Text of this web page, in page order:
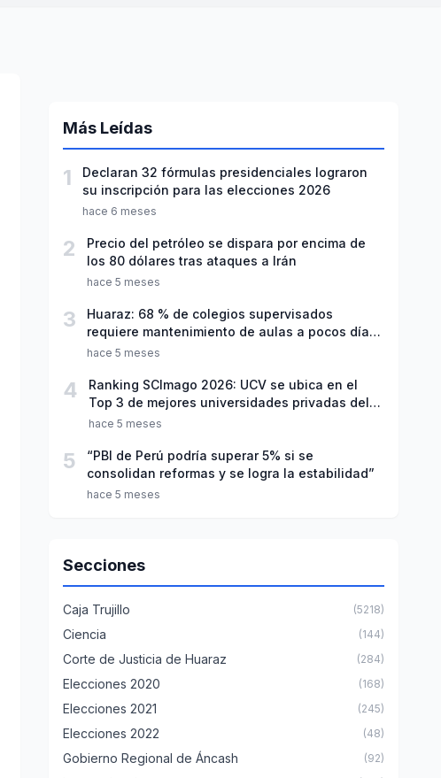
Más Leídas
1
Declaran 32 fórmulas presidenciales lograron
su inscripción para las elecciones 2026
hace 6 meses
2
Precio del petróleo se dispara por encima de
los 80 dólares tras ataques a Irán
hace 5 meses
3
Huaraz: 68 % de colegios supervisados
requiere mantenimiento de aulas a pocos días
de inicio del año escolar 2026
hace 5 meses
4
Ranking SCImago 2026: UCV se ubica en el
Top 3 de mejores universidades privadas del
Perú
hace 5 meses
5
“PBI de Perú podría superar 5% si se
consolidan reformas y se logra la estabilidad”
hace 5 meses
Secciones
Caja Trujillo (5218)
Ciencia (144)
Corte de Justicia de Huaraz (284)
Elecciones 2020 (168)
Elecciones 2021 (245)
Elecciones 2022 (48)
Gobierno Regional de Áncash (92)